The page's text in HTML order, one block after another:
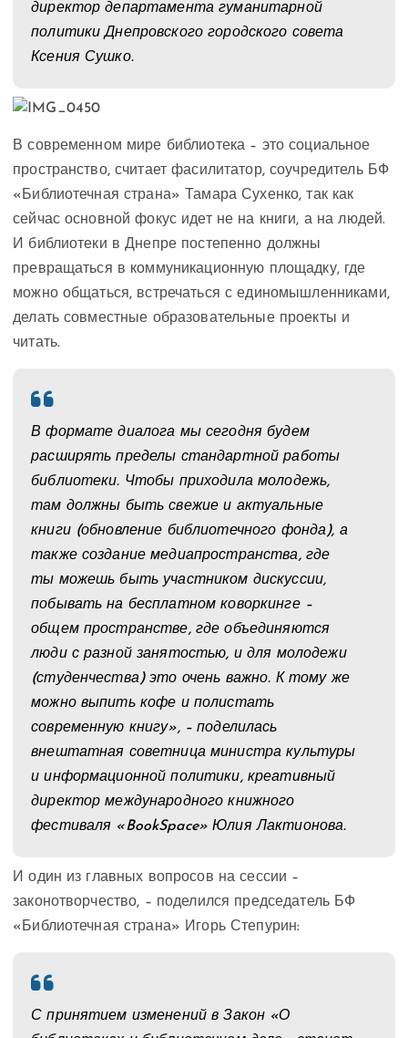
директор департамента гуманитарной
политики Днепровского городского совета
Ксения Сушко.
В современном мире библиотека – это социальное
пространство, считает фасилитатор, соучредитель БФ
«Библиотечная страна» Тамара Сухенко, так как
сейчас основной фокус идет не на книги, а на людей.
И библиотеки в Днепре постепенно должны
превращаться в коммуникационную площадку, где
можно общаться, встречаться с единомышленниками,
делать совместные образовательные проекты и
читать.
В формате диалога мы сегодня будем
расширять пределы стандартной работы
библиотеки. Чтобы приходила молодежь,
там должны быть свежие и актуальные
книги (обновление библиотечного фонда), а
также создание медиапространства, где
ты можешь быть участником дискуссии,
побывать на бесплатном коворкинге –
общем пространстве, где объединяются
люди с разной занятостью, и для молодежи
(студенчества) это очень важно. К тому же
можно выпить кофе и полистать
современную книгу», – поделилась
внештатная советница министра культуры
и информационной политики, креативный
директор международного книжного
фестиваля «BookSpace» Юлия Лактионова.
И один из главных вопросов на сессии –
законотворчество, – поделился председатель БФ
«Библиотечная страна» Игорь Степурин:
С принятием изменений в Закон «О